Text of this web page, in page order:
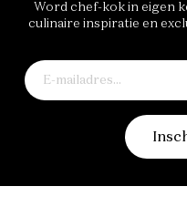
Word chef-kok in eigen
culinaire inspiratie en